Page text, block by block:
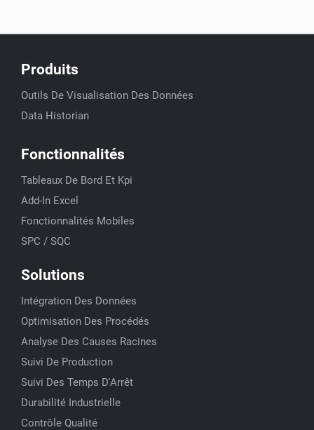
Produits
Outils De Visualisation Des Données
Data Historian
Fonctionnalités
Tableaux De Bord Et Kpi
Add-In Excel
Fonctionnalités Mobiles
SPC / SQC
Solutions
Intégration Des Données
Optimisation Des Procédés
Analyse Des Causes Racines
Suivi De Production
Suivi Des Temps D'Arrêt
Durabilité Industrielle
Contrôle Qualité